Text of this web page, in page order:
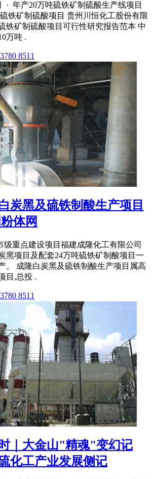
· 年产20万吨硫铁矿制硫酸生产线项目
铁矿制硫酸项目 贵州川恒化工股份有限
铁矿制硫酸项目可行性研究报告范本 中
万吨 .
8511
炭黑及硫铁制酸生产项目
体网
级重点建设项目福建成隆化工有限公司
黑项目及配套24万吨硫铁矿制酸项目一
。 成隆白炭黑及硫铁制酸生产项目属高
目,总投 .
8511
｜大金山"精魂"变幻记
工产业发展侧记